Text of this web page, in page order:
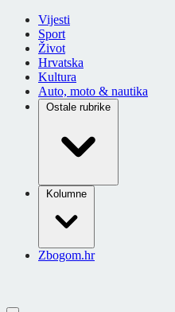
Vijesti
Sport
Život
Hrvatska
Kultura
Auto, moto & nautika
Ostale rubrike
Kolumne
Zbogom.hr